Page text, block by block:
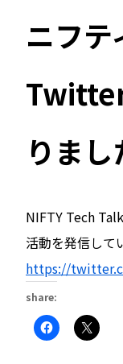
ニフテ
りまし
NIFTY Tech
活動を発信して
https://
share:
Facebook
で
ク
リ